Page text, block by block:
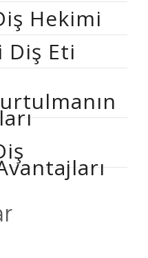
Hekimi
Diş Eti